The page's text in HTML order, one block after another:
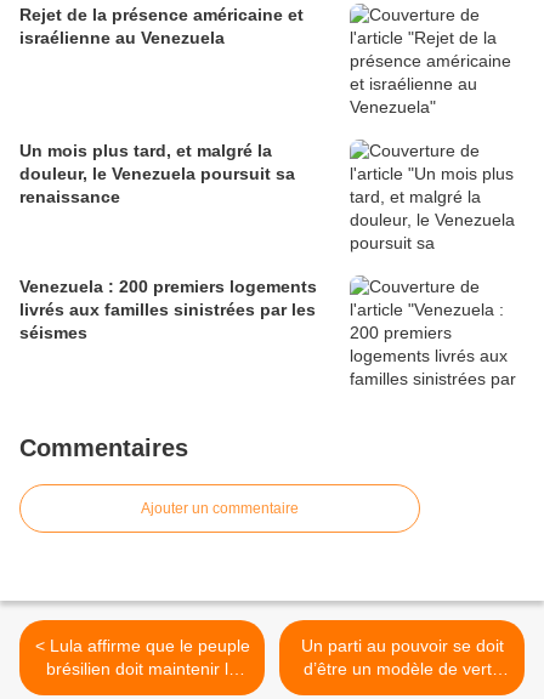
Rejet de la présence américaine et
israélienne au Venezuela
Un mois plus tard, et malgré la
douleur, le Venezuela poursuit sa
renaissance
Venezuela : 200 premiers logements
livrés aux familles sinistrées par les
séismes
Commentaires
Ajouter un commentaire
< Lula affirme que le peuple
brésilien doit maintenir la
lutte contre la crise
Un parti au pouvoir se doit
d’être un modèle de vertu
et de transparence >